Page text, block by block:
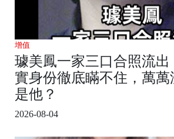
增值
璩美鳳一家三口合照流出
實身份徹底瞞不住，萬萬
是他？
2026-08-04